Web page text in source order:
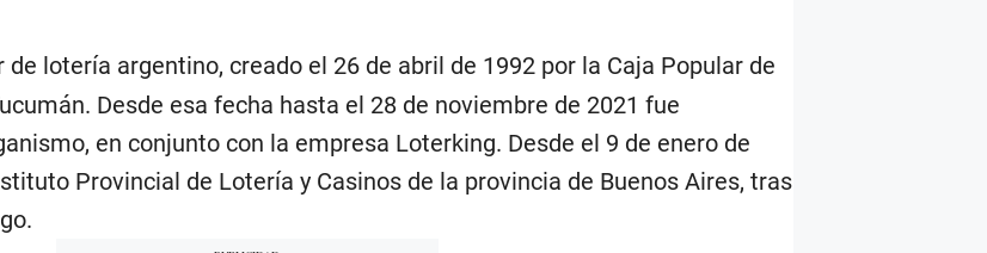
lotería argentino, creado el 26 de abril de 1992 por la Caja Popular de
Desde esa fecha hasta el 28 de noviembre de 2021 fue
en conjunto con la empresa Loterking. Desde el 9 de enero de
Provincial de Lotería y Casinos de la provincia de Buenos Aires, tras